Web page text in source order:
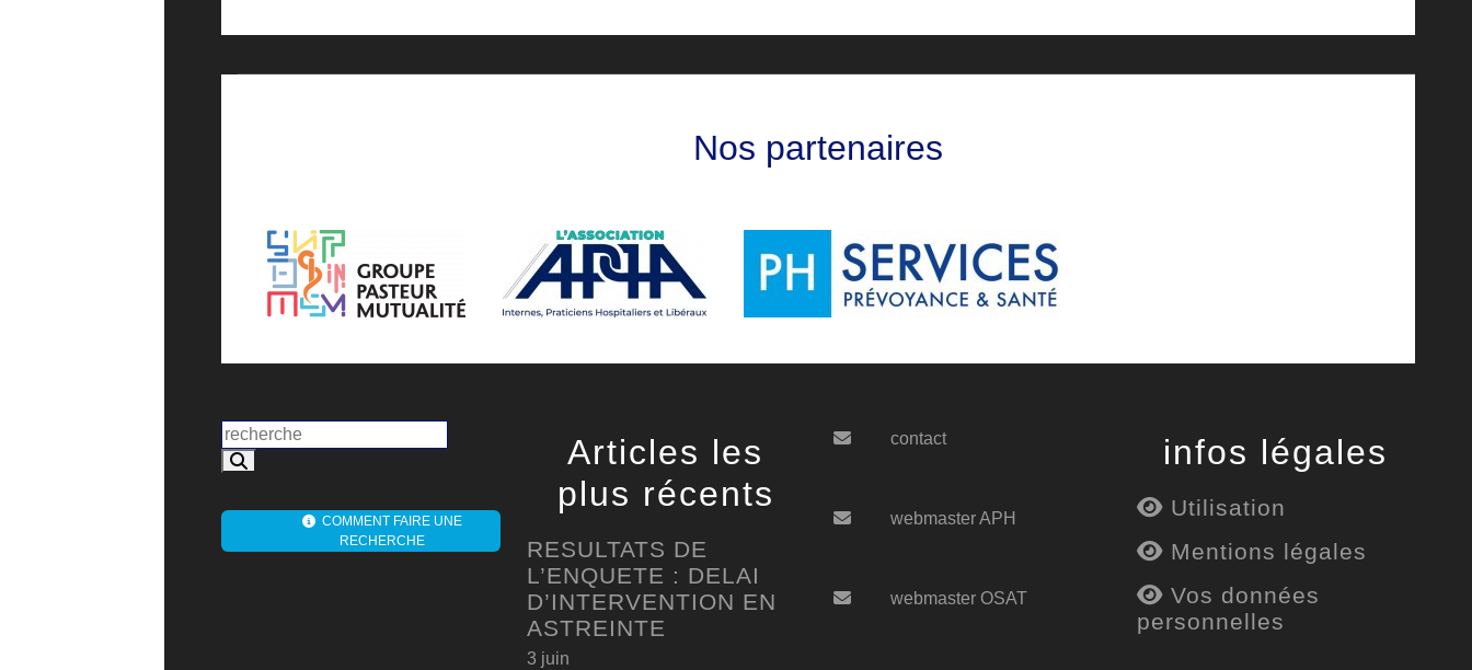
Nos partenaires
COMMENT FAIRE UNE
RECHERCHE
Articles les
plus récents
RESULTATS DE
L’ENQUETE : DELAI
D’INTERVENTION EN
ASTREINTE
3 juin
contact
webmaster APH
webmaster OSAT
infos légales
Utilisation
Mentions légales
Vos données
personnelles